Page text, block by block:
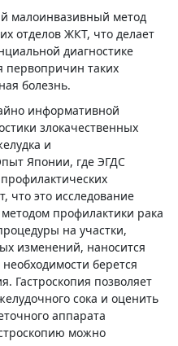
малоинвазивный метод
отделов ЖКТ, что делает
диагностике
первопричин таких
болезнь.
информативной
злокачественных
и
Японии, где ЭГДС
что это исследование
профилактики рака
на участки,
изменений, наносится
берется
Гастроскопия позволяет
сока и оценить
аппарата
можно